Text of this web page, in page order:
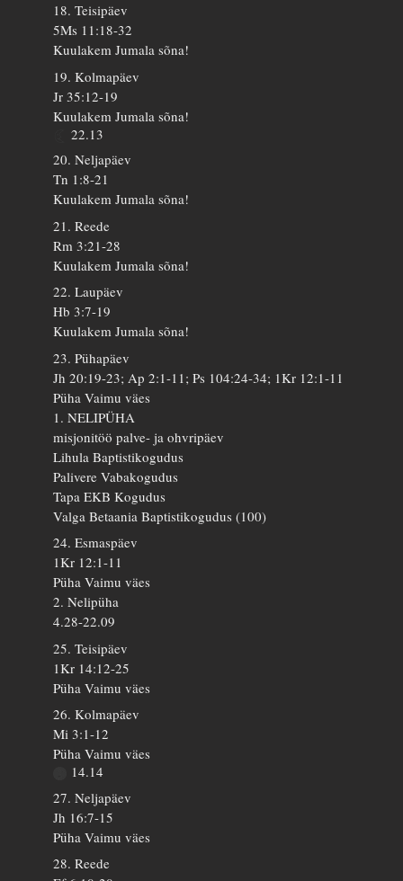
18. Teisipäev
5Ms 11:18-32
Kuulakem Jumala sõna!
19. Kolmapäev
Jr 35:12-19
Kuulakem Jumala sõna!
22.13
20. Neljapäev
Tn 1:8-21
Kuulakem Jumala sõna!
21. Reede
Rm 3:21-28
Kuulakem Jumala sõna!
22. Laupäev
Hb 3:7-19
Kuulakem Jumala sõna!
23. Pühapäev
Jh 20:19-23; Ap 2:1-11; Ps 104:24-34; 1Kr 12:1-11
Püha Vaimu väes
1. NELIPÜHA
misjonitöö palve- ja ohvripäev
Lihula Baptistikogudus
Palivere Vabakogudus
Tapa EKB Kogudus
Valga Betaania Baptistikogudus (100)
24. Esmaspäev
1Kr 12:1-11
Püha Vaimu väes
2. Nelipüha
4.28-22.09
25. Teisipäev
1Kr 14:12-25
Püha Vaimu väes
26. Kolmapäev
Mi 3:1-12
Püha Vaimu väes
14.14
27. Neljapäev
Jh 16:7-15
Püha Vaimu väes
28. Reede